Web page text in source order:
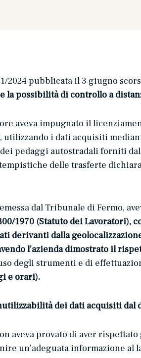
2024 pubblicata il 3 giugno
la possibilità di controllo a
aveva impugnato il
i dati acquisiti
pedaggi autostradali forniti
delle trasferte
dal Tribunale di Fermo,
1970 (Statuto dei Lavoratori),
derivanti dalla
l’azienda dimostrato il
degli strumenti e di
e orari).
dei dati acquisiti
aveva provato di aver
un’adeguata informazione al